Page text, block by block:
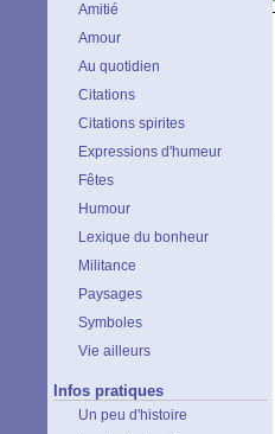
Amitié
Amour
Au quotidien
Citations
Citations spirites
Expressions d'humeur
Fêtes
Humour
Lexique du bonheur
Militance
Paysages
Symboles
Vie ailleurs
Infos pratiques
Un peu d'histoire